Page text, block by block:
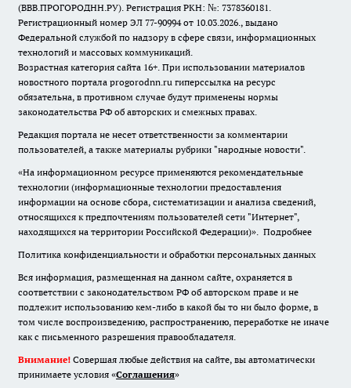
(ВВВ.ПРОГОРОДНН.РУ). Регистрация РКН: №: 7378360181.
Регистрационный номер ЭЛ 77-90994 от 10.03.2026., выдано
Федеральной службой по надзору в сфере связи, информационных
технологий и массовых коммуникаций.
Возрастная категория сайта 16+. При использовании материалов
новостного портала progorodnn.ru гиперссылка на ресурс
обязательна, в противном случае будут применены нормы
законодательства РФ об авторских и смежных правах.
Редакция портала не несет ответственности за комментарии
пользователей, а также материалы рубрики "народные новости".
«На информационном ресурсе применяются рекомендательные
технологии (информационные технологии предоставления
информации на основе сбора, систематизации и анализа сведений,
относящихся к предпочтениям пользователей сети "Интернет",
находящихся на территории Российской Федерации)». Подробнее
Политика конфиденциальности и обработки персональных данных
Вся информация, размещенная на данном сайте, охраняется в
соответствии с законодательством РФ об авторском праве и не
подлежит использованию кем-либо в какой бы то ни было форме, в
том числе воспроизведению, распространению, переработке не иначе
как с письменного разрешения правообладателя.
Внимание! Совершая любые действия на сайте, вы автоматически
принимаете условия «Cоглашения»